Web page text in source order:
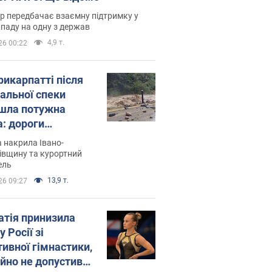
передбачає взаємну підтримку у
на одну з держав
00:22 4,9 т.
після
спеки
потужна
дороги
на
Відео
накрила Івано-
та курортний
09:27 13,9 т.
принизила
Росії зі
гімнастики,
не допустивши